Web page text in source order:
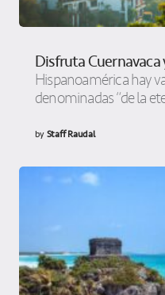
Disfruta Cuernavaca
Hispanoamérica hay
denominadas “de la
byStaff Raudal